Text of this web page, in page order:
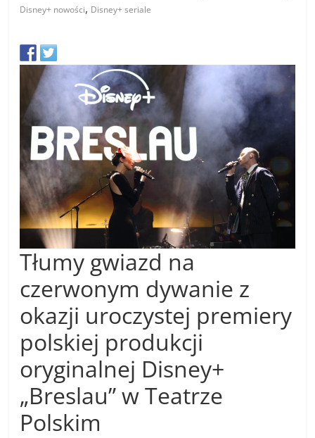
Disney+ nowości, Disney+ seriale
Tłumy gwiazd na
czerwonym dywanie z
okazji uroczystej premiery
polskiej produkcji
oryginalnej Disney+
„Breslau” w Teatrze
Polskim